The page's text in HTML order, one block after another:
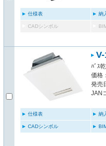
仕様表 納
CADシンボル
ﾊﾞｽ
価格
発売
JAN
仕様表 納
CADシンボル